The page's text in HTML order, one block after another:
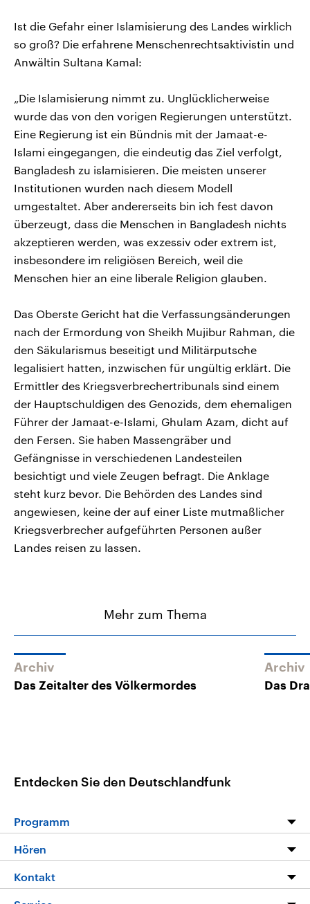
Ist die Gefahr einer Islamisierung des Landes wirklich
so groß? Die erfahrene Menschenrechtsaktivistin und
Anwältin Sultana Kamal:
„Die Islamisierung nimmt zu. Unglücklicherweise
wurde das von den vorigen Regierungen unterstützt.
Eine Regierung ist ein Bündnis mit der Jamaat-e-
Islami eingegangen, die eindeutig das Ziel verfolgt,
Bangladesh zu islamisieren. Die meisten unserer
Institutionen wurden nach diesem Modell
umgestaltet. Aber andererseits bin ich fest davon
überzeugt, dass die Menschen in Bangladesh nichts
akzeptieren werden, was exzessiv oder extrem ist,
insbesondere im religiösen Bereich, weil die
Menschen hier an eine liberale Religion glauben.
Das Oberste Gericht hat die Verfassungsänderungen
nach der Ermordung von Sheikh Mujibur Rahman, die
den Säkularismus beseitigt und Militärputsche
legalisiert hatten, inzwischen für ungültig erklärt. Die
Ermittler des Kriegsverbrechertribunals sind einem
der Hauptschuldigen des Genozids, dem ehemaligen
Führer der Jamaat-e-Islami, Ghulam Azam, dicht auf
den Fersen. Sie haben Massengräber und
Gefängnisse in verschiedenen Landesteilen
besichtigt und viele Zeugen befragt. Die Anklage
steht kurz bevor. Die Behörden des Landes sind
angewiesen, keine der auf einer Liste mutmaßlicher
Kriegsverbrecher aufgeführten Personen außer
Landes reisen zu lassen.
Mehr zum Thema
Archiv
Das Zeitalter des Völkermordes
Archiv
Das
Entdecken Sie den Deutschlandfunk
Programm
Programm
Die Nachrichten
Hören
Livestream
Kontakt
Hörerservice